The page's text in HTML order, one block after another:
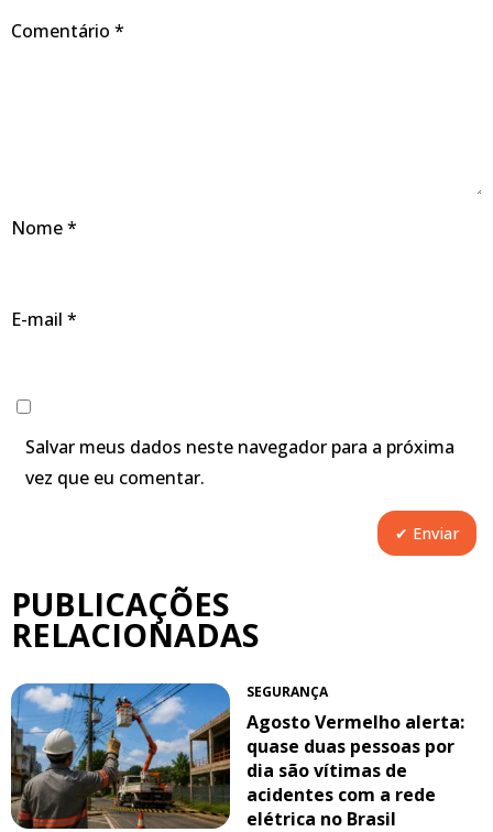
Comentário *
Nome*
E-mail *
Salvar meus dados neste navegador para a próxima
vez que eu comentar.
PUBLICAÇÕES
RELACIONADAS
SEGURANÇA
Agosto Vermelho alerta:
quase duas pessoas por
dia são vítimas de
acidentes com a rede
elétrica no Brasil